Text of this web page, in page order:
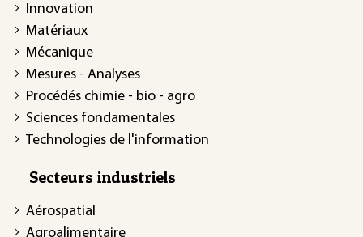
Innovation
Matériaux
Mécanique
Mesures - Analyses
Procédés chimie - bio - agro
Sciences fondamentales
Technologies de l'information
Secteurs industriels
Aérospatial
Agroalimentaire